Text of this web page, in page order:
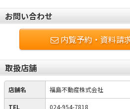
お問い合わせ
内覧予約・資料請
取扱店舗
店舗名 福島不動産株式会社
TEL 024-954-7818